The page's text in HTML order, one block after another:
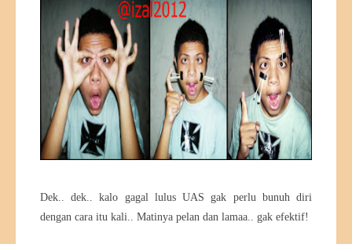
Dek.. dek.. kalo gagal lulus UAS gak perlu bunuh diri
dengan cara itu kali.. Matinya pelan dan lamaa.. gak efektif!